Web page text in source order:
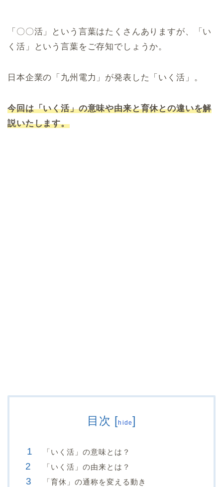
「〇〇活」という言葉はたくさんありますが、「い
く活」という言葉をご存知でしょうか。
日本企業の「九州電力」が発表した「いく活」。
今回は「いく活」の意味や由来と育休との違いを解
説いたします。
目次 [hide]
「いく活」の意味とは？
「いく活」の由来とは？
「育休」の通称を変える動き